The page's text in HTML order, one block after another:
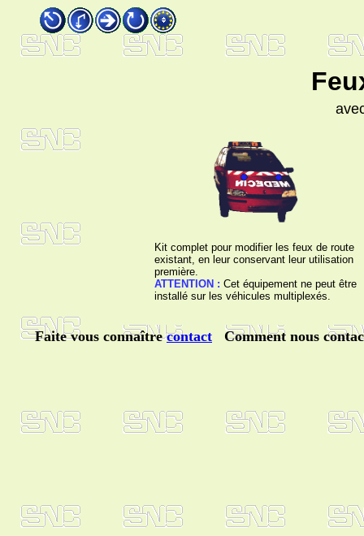
Kit complet pour modifier les feux de route
existant, en leur conservant leur utilisation
première.
ATTENTION : Cet équipement ne peut être
installé sur les véhicules multiplexés.
Faite vous connaîtrecontact Comment nous